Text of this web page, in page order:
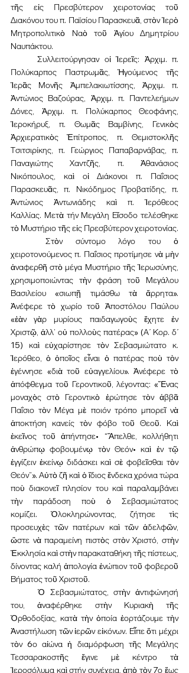
τῆς εἰς Πρεσβύτερον χειροτονίας τοῦ
Διακόνου του π. Παϊσίου Παρασκευᾶ, στὸν Ἱερὸ
Μητροπολιτικὸ Ναὸ τοῦ Ἁγίου Δημητρίου
Ναυπάκτου.
	Συλλειτούργησαν οἱ Ἱερεῖς: Ἀρχιμ. π.
Πολύκαρπος Παστρωμᾶς, Ἡγούμενος τῆς
Ἱερᾶς Μονῆς Ἀμπελακιωτίσσης, Ἀρχιμ. π.
Ἀντώνιος Βαζούρας, Ἀρχιμ. π. Παντελεήμων
Δόνες, Ἀρχιμ. π. Πολύκαρπος Θεοφάνης,
Ἱεροκήρυξ, π. Θωμᾶς Βαμβίνης, Γενικὸς
Ἀρχιερατικὸς Ἐπίτροπος, π. Θεμιστοκλῆς
Τσιτσιρίκης, π. Γεώργιος Παπαβαρνάβας, π.
Παναγιώτης Χαντζῆς, π. Ἀθανάσιος
Νικόπουλος, καὶ οἱ Διάκονοι π. Παΐσιος
Παρασκευᾶς, π. Νικόδημος Προβατίδης, π.
Ἀντώνιος Ἀντωνιάδης καὶ π. Ἱερόθεος
Καλλίας. Μετὰ τήν Μεγάλη Εἴσοδο τελέσθηκε
τὸ Μυστήριο τῆς εἰς Πρεσβύτερον χειροτονίας.
χειροτονούμενος π. Παΐσιος προτίμησε νὰ μὴν
ἀναφερθῆ στὸ μέγα Μυστήριο τῆς Ἱερωσύνης,
χρησιμοποιώντας τὴν φράση τοῦ Μεγάλου
Βασιλείου «σιωπῇ τιμάσθω τὰ ἄρρητα».
Ἀνέφερε τὸ χωρίο τοῦ Ἀποστόλου Παύλου
«ἐὰν γὰρ μυρίους παιδαγωγοὺς ἔχητε ἐν
Χριστῷ, ἀλλ’ οὐ πολλοὺς πατέρας» (Α΄ Κορ. δ΄
15) καὶ εὐχαρίστησε τὸν Σεβασμιώτατο κ.
Ἱερόθεο, ὁ ὁποῖος εἶναι ὁ πατέρας ποὺ τὸν
ἐγέννησε «διὰ τοῦ εὐαγγελίου». Ἀνέφερε τὸ
ἀπόφθεγμα τοῦ Γεροντικοῦ, λέγοντας: «Ἕνας
μοναχὸς στὸ Γεροντικὸ ἐρώτησε τὸν ἀββᾶ
Παΐσιο τὸν Μέγα μὲ ποιόν τρόπο μπορεῖ νὰ
ἀποκτήση κανείς τὸν φόβο τοῦ Θεοῦ. Καὶ
ἐκεῖνος τοῦ ἀπήντησε• “Ἄπελθε, κολλήθητι
ἀνθρώπῳ φοβουμένῳ τὸν Θεόν• καὶ ἐν τῷ
ἐγγίζειν ἐκείνῳ διδάσκει καὶ σὲ φοβεῖσθαι τὸν
Θεόν”». Αὐτὸ ζῆ καὶ ὁ ἴδιος ἔνδεκα χρόνια τώρα
ποὺ διακονεῖ πλησίον του καὶ παραλαμβάνει
τὴν παράδοση ποὺ ὁ Σεβασμιώτατος
κομίζει. Ὁλοκληρώνοντας, ζήτησε τὶς
προσευχὲς τῶν πατέρων καὶ τῶν ἀδελφῶν,
ὥστε νὰ παραμείνη πιστὸς στὸν Χριστό, στὴν
Ἐκκλησία καὶ στὴν παρακαταθήκη τῆς πίστεως,
δίνοντας καλή ἀπολογία ἐνώπιον τοῦ φοβεροῦ
Βήματος τοῦ Χριστοῦ.
του, ἀναφέρθηκε στὴν Κυριακὴ τῆς
Ὀρθοδοξίας, κατὰ τὴν ὁποία ἑορτάζουμε τὴν
Ἀναστήλωση τῶν ἱερῶν εἰκόνων. Εἶπε ὅτι μέχρι
τὸν 6ο αἰώνα ἡ διαμόρφωση τῆς Μεγάλης
Τεσσαρακοστῆς ἔγινε μὲ κέντρο τὰ
Ἱεροσόλυμα καὶ στήν συνέχεια, ἀπὸ τὸν 7ο ἕως